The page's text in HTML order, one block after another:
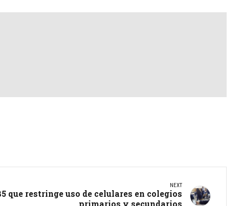
NEXT
que restringe uso de celulares en colegios